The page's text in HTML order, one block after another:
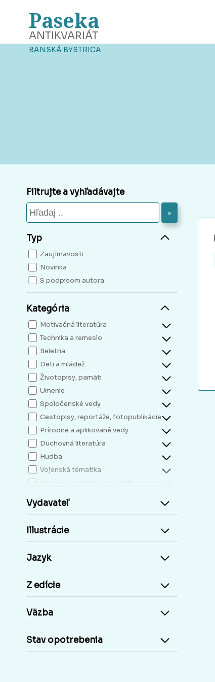
Paseka
ANTIKVARIÁT
BANSKÁ BYSTRICA
Filtrujte a vyhľadávajte
»
Typ
Zaujímavosti
Novinka
S podpisom autora
Kategória
Motivačná literatúra
Technika a remeslo
Beletria
Deti a mládež
Životopisy, pamäti
Umenie
Spoločenské vedy
Cestopisy, reportáže, fotopublikácie
Prírodné a aplikované vedy
Duchovná literatúra
Hudba
Vojenská tématika
Slovenské vydania do r.1948
Kresťanská literatúra
Príroda a človek
Cudzie jazyky, učebnice a slovníky
Učebnice základná škola
Staré tlače, Early prints
Časopisy a noviny
Vydavateľ
Illustrácie
Jazyk
Z edície
Väzba
Stav opotrebenia